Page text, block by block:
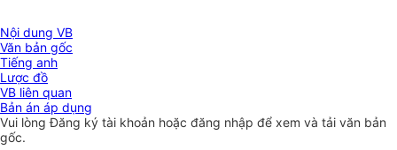
Nội dung VB
Văn bản gốc
Tiếng anh
Lược đồ
VB liên quan
Bản án áp dụng
Vui lòngĐăng ký tài khoản hoặc đăng nhập để xem và tải văn bản
gốc.